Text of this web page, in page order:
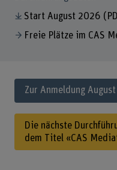
Start August 2026
Freie Plätze im CAS
Zur Anmeldung
Die nächste
dem Titel «CAS